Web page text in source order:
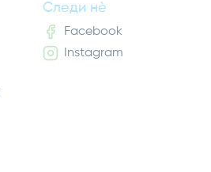
Следи нè
Facebook
Instagram